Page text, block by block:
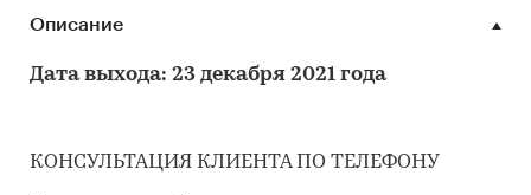
Описание
Дата выхода: 23 декабря 2021 года
КОНСУЛЬТАЦИЯ КЛИЕНТА ПО ТЕЛЕФОНУ